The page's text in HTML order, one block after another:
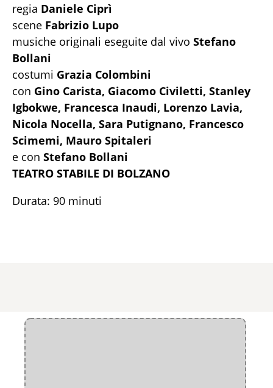
regia Daniele Ciprì
scene Fabrizio Lupo
musiche originali eseguite dal vivo Stefano
Bollani
costumi Grazia Colombini
con Gino Carista, Giacomo Civiletti, Stanley
Igbokwe, Francesca Inaudi, Lorenzo Lavia,
Nicola Nocella, Sara Putignano, Francesco
Scimemi, Mauro Spitaleri
e con Stefano Bollani
TEATRO STABILE DI BOLZANO
Durata: 90 minuti